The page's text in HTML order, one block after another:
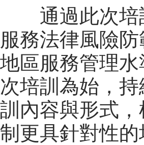
通過此次
服務法律風險
地區服務管理
次培訓為始，
訓內容與形式
制更具針對性